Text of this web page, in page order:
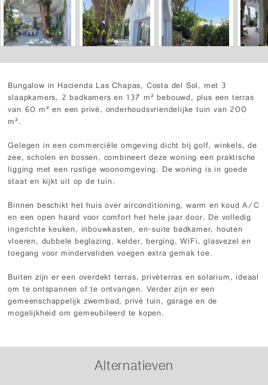
Bungalow in Hacienda Las Chapas, Costa del Sol, met 3
slaapkamers, 2 badkamers en 137 m² bebouwd, plus een terras
van 60 m² en een privé, onderhoudsvriendelijke tuin van 200
m².
Gelegen in een commerciële omgeving dicht bij golf, winkels, de
zee, scholen en bossen, combineert deze woning een praktische
ligging met een rustige woonomgeving. De woning is in goede
staat en kijkt uit op de tuin.
Binnen beschikt het huis over airconditioning, warm en koud A/C
en een open haard voor comfort het hele jaar door. De volledig
ingerichte keuken, inbouwkasten, en-suite badkamer, houten
vloeren, dubbele beglazing, kelder, berging, WiFi, glasvezel en
toegang voor mindervaliden voegen extra gemak toe.
Buiten zijn er een overdekt terras, privéterras en solarium, ideaal
om te ontspannen of te ontvangen. Verder zijn er een
gemeenschappelijk zwembad, privé tuin, garage en de
mogelijkheid om gemeubileerd te kopen.
Alternatieven